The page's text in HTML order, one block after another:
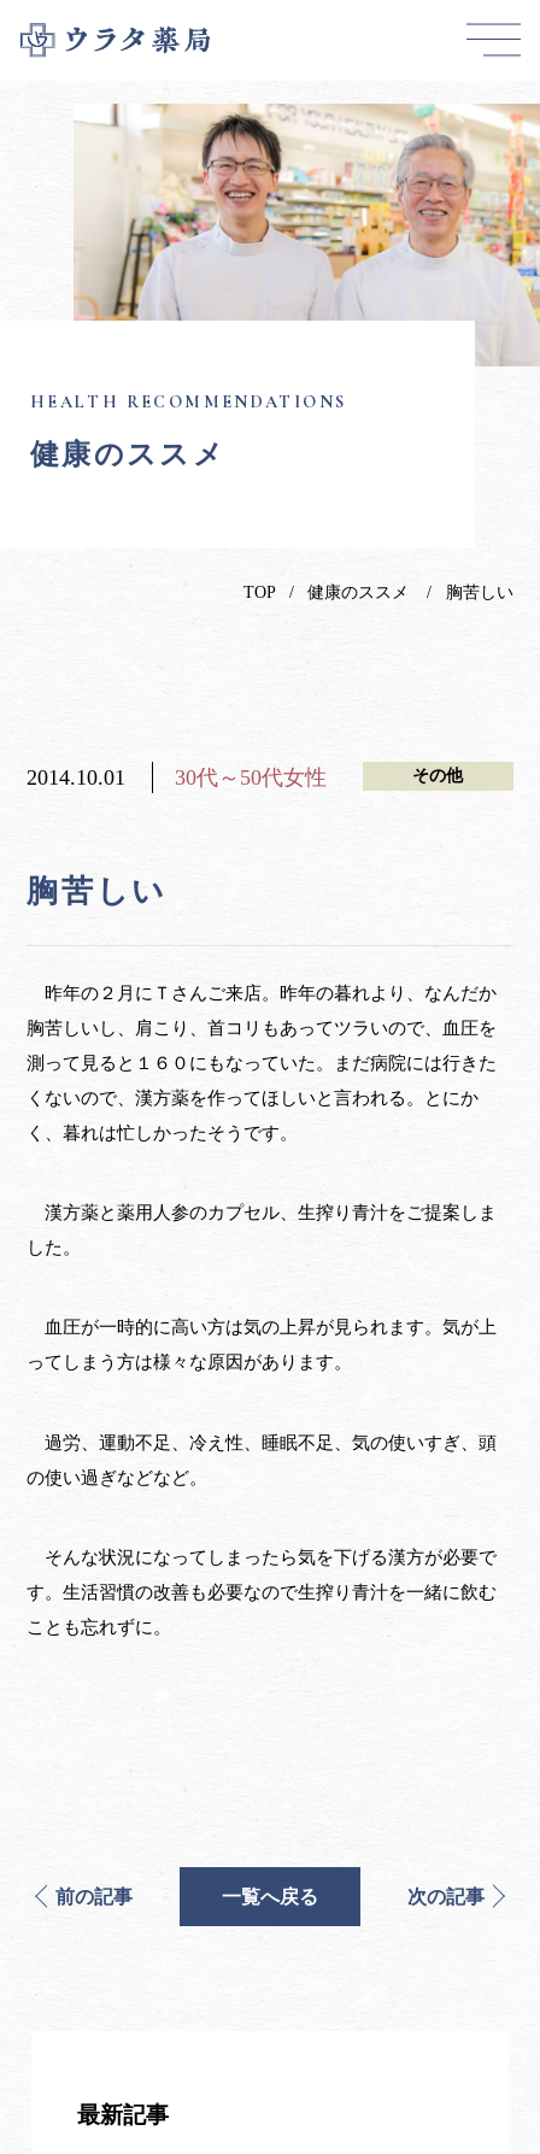
健康のススメ
TOP 健康のススメ 胸苦しい
2014.10.01 30代～50代女性 その他
胸苦しい
昨年の２月にＴさんご来店。昨年の暮れより、なんだか
胸苦しいし、肩こり、首コリもあってツラいので、血圧を
測って見ると１６０にもなっていた。まだ病院には行きた
くないので、漢方薬を作ってほしいと言われる。とにか
く、暮れは忙しかったそうです。
漢方薬と薬用人参のカプセル、生搾り青汁をご提案しま
した。
血圧が一時的に高い方は気の上昇が見られます。気が上
ってしまう方は様々な原因があります。
過労、運動不足、冷え性、睡眠不足、気の使いすぎ、頭
の使い過ぎなどなど。
そんな状況になってしまったら気を下げる漢方が必要で
す。生活習慣の改善も必要なので生搾り青汁を一緒に飲む
ことも忘れずに。
前の記事 一覧へ戻る 次の記事
最新記事